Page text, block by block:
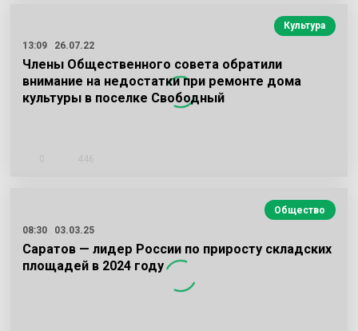
Культура
13:09
26.07.22
Члены Общественного совета обратили
внимание на недостатки при ремонте дома
культуры в поселке Свободный
Общество
08:30
03.03.25
Саратов — лидер России по приросту складских
площадей в 2024 году